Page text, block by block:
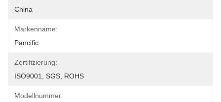
China
Markenname:
Pancific
Zertifizierung:
ISO9001, SGS, ROHS
Modellnummer: